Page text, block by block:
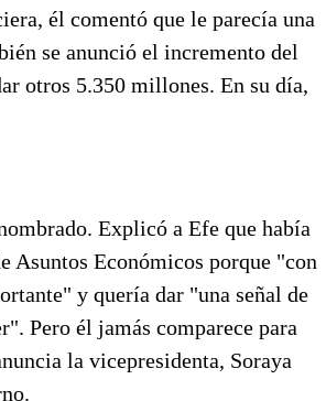
él comentó que le parecía una
se anunció el incremento del
otros 5.350 millones. En su día,
Explicó a Efe que había
Asuntos Económicos porque "con
y quería dar "una señal de
Pero él jamás comparece para
la vicepresidenta, Soraya